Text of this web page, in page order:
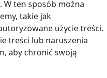
ten sposób można
takie jak
użycie treści.
treści lub naruszenia
aby chronić swoją